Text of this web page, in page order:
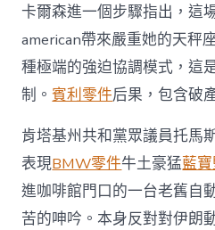
卡爾森進一個步驟指出，這
american帶來嚴重她的天秤
種極端的強迫協調模式，這
制。賓利零件后果，包含破
肯塔基州共和黨眾議員托馬
表現BMW零件牛土豪猛藍
進咖啡館門口的一台老舊自
苦的呻吟。本身反對對伊朗